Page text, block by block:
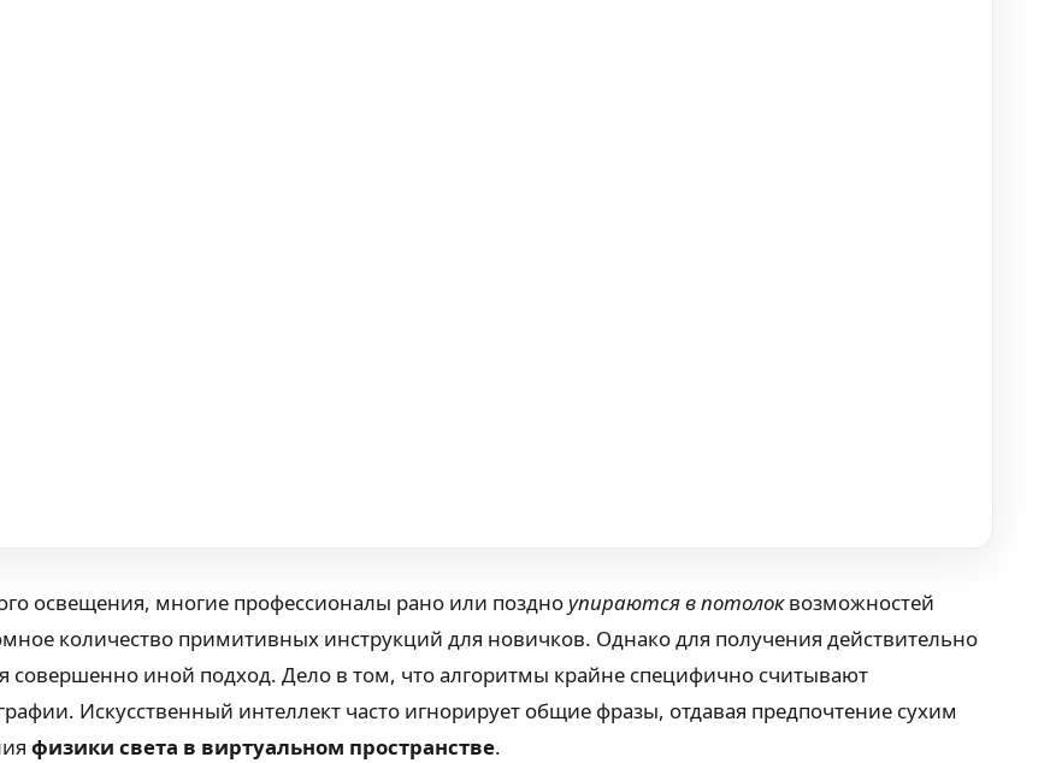
освещения, многие профессионалы рано или поздноупираются в потолоквозможностей
количество примитивных инструкций для новичков. Однако для получения действительно
совершенно иной подход. Дело в том, что алгоритмы крайне специфично считывают
Искусственный интеллект часто игнорирует общие фразы, отдавая предпочтение сухим
физики света в виртуальном пространстве.